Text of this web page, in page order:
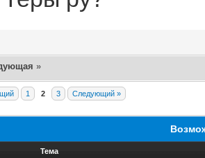
»
1 2 3 Следующий »
Тема